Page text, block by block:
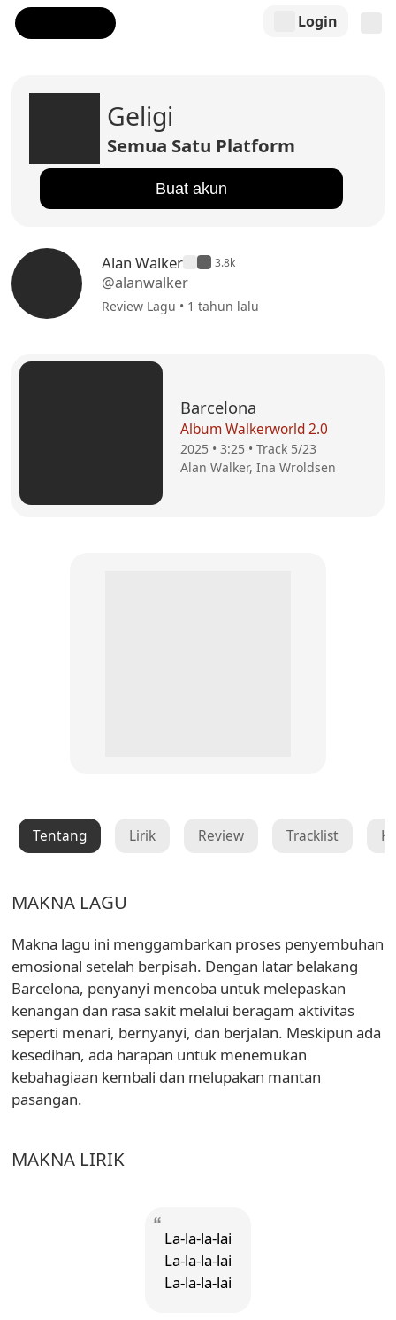
Login
Geligi
Semua Satu Platform
Buat akun
Alan Walker 3.8k
@alanwalker
Review Lagu • 1 tahun lalu
Barcelona
Album Walkerworld 2.0
2025 • 3:25 • Track 5/23
Alan Walker, Ina Wroldsen
Tentang Lirik Review Tracklist
MAKNA LAGU
Makna lagu ini menggambarkan proses penyembuhan
emosional setelah berpisah. Dengan latar belakang
Barcelona, penyanyi mencoba untuk melepaskan
kenangan dan rasa sakit melalui beragam aktivitas
seperti menari, bernyanyi, dan berjalan. Meskipun ada
kesedihan, ada harapan untuk menemukan
kebahagiaan kembali dan melupakan mantan
pasangan.
MAKNA LIRIK
La-la-la-lai
La-la-la-lai
La-la-la-lai